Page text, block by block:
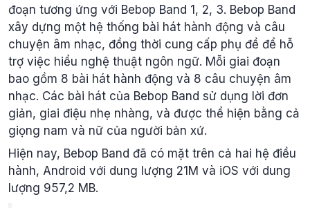
đoạn tương ứng với Bebop Band 1, 2, 3. Bebop Band
xây dựng một hệ thống bài hát hành động và câu
chuyện âm nhạc, đồng thời cung cấp phụ đề để hỗ
trợ việc hiểu nghệ thuật ngôn ngữ. Mỗi giai đoạn
bao gồm 8 bài hát hành động và 8 câu chuyện âm
nhạc. Các bài hát của Bebop Band sử dụng lời đơn
giản, giai điệu nhẹ nhàng, và được thể hiện bằng cả
giọng nam và nữ của người bản xứ.
Hiện nay, Bebop Band đã có mặt trên cả hai hệ điều
hành, Android với dung lượng 21M và iOS với dung
lượng 957,2 MB.